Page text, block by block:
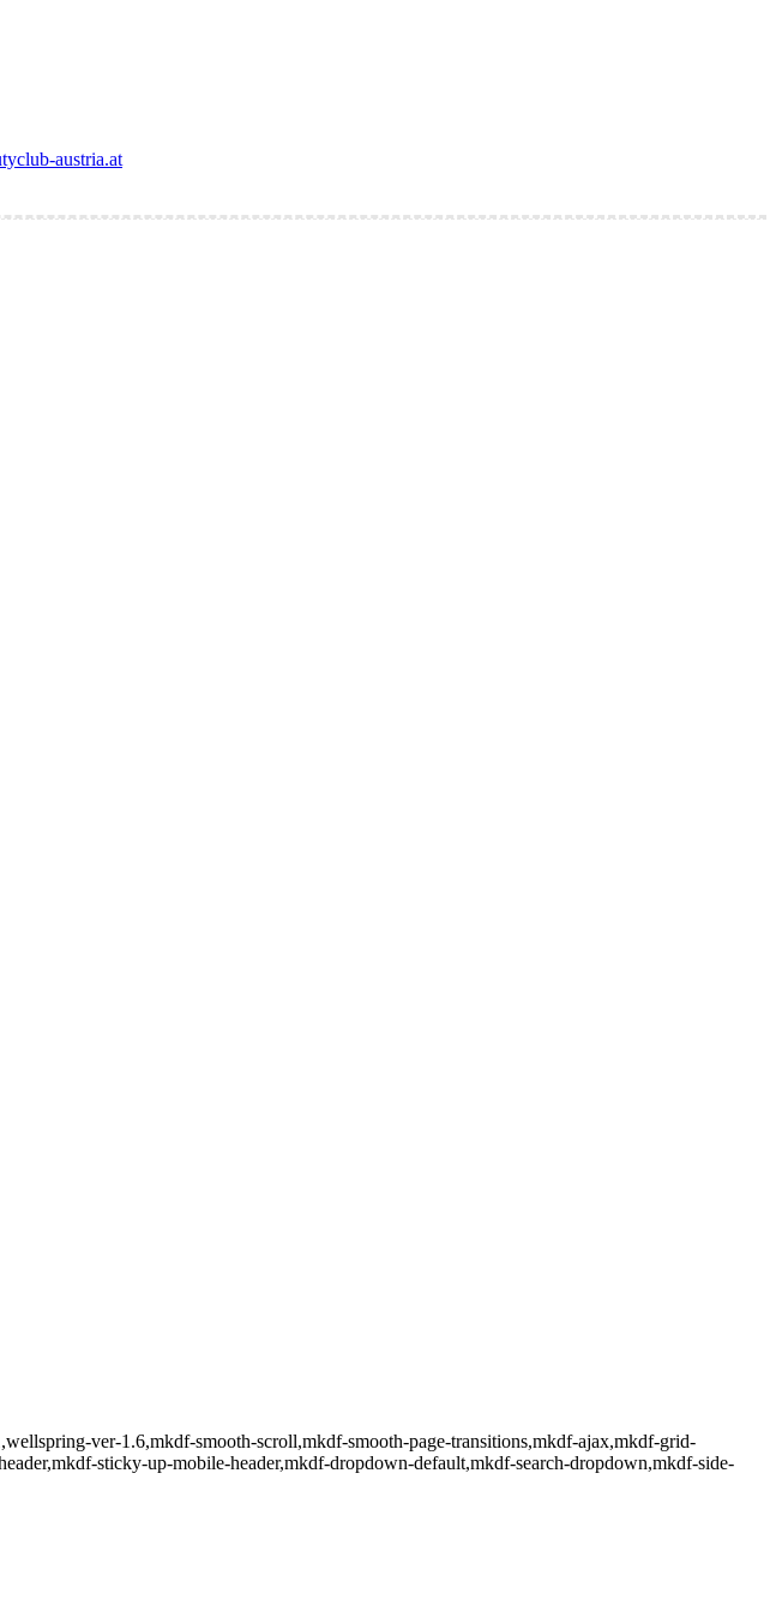
austria.at
ver-1.6,mkdf-smooth-scroll,mkdf-smooth-page-transitions,mkdf-ajax,mkdf-grid-
sticky-up-mobile-header,mkdf-dropdown-default,mkdf-search-dropdown,mkdf-side-